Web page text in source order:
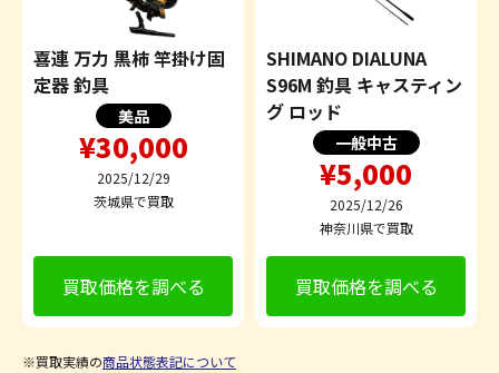
喜連 万力 黒柿 竿掛け固
定器 釣具
美品
¥30,000
2025/12/29
茨城県で買取
買取価格を調べる
SHIMANO DIALUNA
S96M 釣具 キャスティン
グ ロッド
一般中古
¥5,000
2025/12/26
神奈川県で買取
買取価格を調べる
※買取実績の商品状態表記について